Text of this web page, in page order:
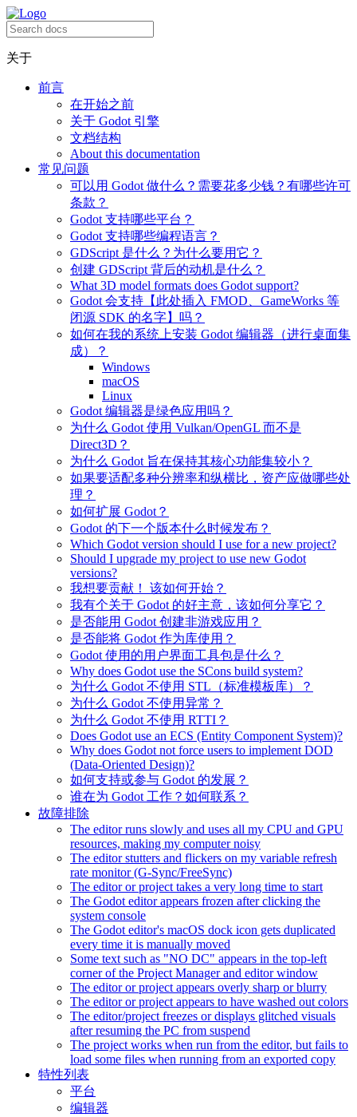
关于
前言
在开始之前
关于 Godot 引擎
文档结构
About this documentation
常见问题
可以用 Godot 做什么？需要花多少钱？有哪些许可
条款？
Godot 支持哪些平台？
Godot 支持哪些编程语言？
GDScript 是什么？为什么要用它？
创建 GDScript 背后的动机是什么？
What 3D model formats does Godot support?
Godot 会支持【此处插入 FMOD、GameWorks 等
闭源 SDK 的名字】吗？
如何在我的系统上安装 Godot 编辑器（进行桌面集
成）？
Windows
macOS
Linux
Godot 编辑器是绿色应用吗？
为什么 Godot 使用 Vulkan/OpenGL 而不是
Direct3D？
为什么 Godot 旨在保持其核心功能集较小？
如果要适配多种分辨率和纵横比，资产应做哪些处
理？
如何扩展 Godot？
Godot 的下一个版本什么时候发布？
Which Godot version should I use for a new project?
Should I upgrade my project to use new Godot
versions?
我想要贡献！ 该如何开始？
我有个关于 Godot 的好主意，该如何分享它？
是否能用 Godot 创建非游戏应用？
是否能将 Godot 作为库使用？
Godot 使用的用户界面工具包是什么？
Why does Godot use the SCons build system?
为什么 Godot 不使用 STL（标准模板库）？
为什么 Godot 不使用异常？
为什么 Godot 不使用 RTTI？
Does Godot use an ECS (Entity Component System)?
Why does Godot not force users to implement DOD
(Data-Oriented Design)?
如何支持或参与 Godot 的发展？
谁在为 Godot 工作？如何联系？
故障排除
The editor runs slowly and uses all my CPU and GPU
resources, making my computer noisy
The editor stutters and flickers on my variable refresh
rate monitor (G-Sync/FreeSync)
The editor or project takes a very long time to start
The Godot editor appears frozen after clicking the
system console
The Godot editor's macOS dock icon gets duplicated
every time it is manually moved
Some text such as "NO DC" appears in the top-left
corner of the Project Manager and editor window
The editor or project appears overly sharp or blurry
The editor or project appears to have washed out colors
The editor/project freezes or displays glitched visuals
after resuming the PC from suspend
The project works when run from the editor, but fails to
load some files when running from an exported copy
特性列表
平台
编辑器